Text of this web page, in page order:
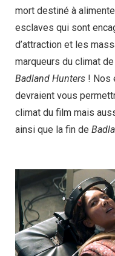
mort destiné à
esclaves qui sont
d’attraction et les
marqueurs du climat
Badland Hunters ! Nos
devraient vous
climat du film mais
ainsi que la fin de